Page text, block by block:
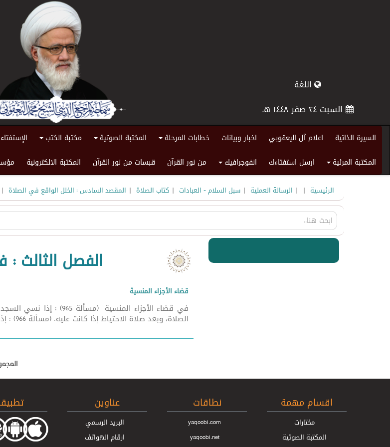
اللغة
السبت ٢٤ صفر ١٤٤٨ هـ
السيرة الذاتية اعلام آل اليعقوبي اخبار وبيانات خطابات المرحلة المكتبة الصوتية مكتبة الكتب
المكتبة المرئية ارسل استفتاءك انفوجرافيك من نور القرآن قبسات من نور القرآن المكتبة الالكترونية
الرئيسية |
| الرسالة العملية | سبل السلام - العبادات | كتاب الصلاة | المقصد السادس : الخلل الواقع في الصلاة |
الفصل الثالث :
قضاء الأجزاء المنسية
في قضاء الأجزاء
الصلاة، وبعد صلاة الاحتياط إذا كانت عليه. (مسألة 966) : إذا نسي التشهد ولم يذكره إلا بعد الدخول ...
اقسام مهمة
مختارات
المكتبة الصوتية
نطاقات
yaqoobi.com
yaqoobi.net
عناوين
البريد الرسمي
ارقام الهواتف